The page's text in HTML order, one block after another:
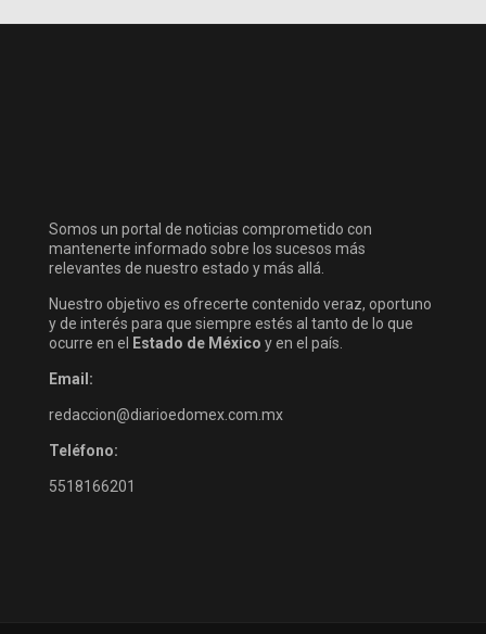
Somos un portal de noticias comprometido con
mantenerte informado sobre los sucesos más
relevantes de nuestro estado y más allá.
Nuestro objetivo es ofrecerte contenido veraz, oportuno
y de interés para que siempre estés al tanto de lo que
ocurre en el
Estado de México y en el país.
Email:
redaccion@diarioedomex.com.mx
Teléfono:
5518166201